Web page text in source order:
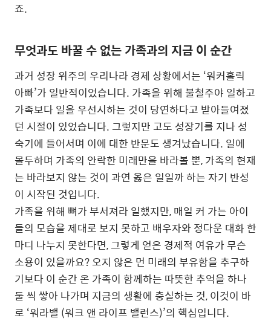
죠.
무엇과도 바꿀 수 없는 가족과의 지금 이 순간
과거 성장 위주의 우리나라 경제 상황에서는 ‘워커홀릭
아빠’가 일반적이었습니다. 가족을 위해 불철주야 일하고
가족보다 일을 우선시하는 것이 당연하다고 받아들여졌
던 시절이 있었습니다. 그렇지만 고도 성장기를 지나 성
숙기에 들어서며 이에 대한 반문도 생겨났습니다. 일에
몰두하며 가족의 안락한 미래만을 바라볼 뿐, 가족의 현재
는 바라보지 않는 것이 과연 옳은 일일까 하는 자기 반성
이 시작된 것입니다.
가족을 위해 뼈가 부서져라 일했지만, 매일 커 가는 아이
들의 모습을 제대로 보지 못하고 배우자와 정다운 대화 한
마디 나누지 못한다면, 그렇게 얻은 경제적 여유가 무슨
소용이 있을까요? 오지 않은 먼 미래의 부유함을 추구하
기보다 이 순간 온 가족이 함께하는 따뜻한 추억을 하나
둘 씩 쌓아 나가며 지금의 생활에 충실하는 것, 이것이 바
로 ‘워라밸 (워크 앤 라이프 밸런스)’의 핵심입니다.